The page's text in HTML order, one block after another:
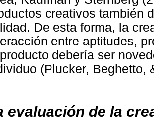
creativos también
De esta forma, la
entre aptitudes,
debería ser
(Plucker, Beghetto,
evaluación de la